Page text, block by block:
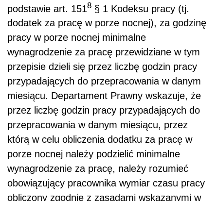
podstawie art. 151 8 § 1 Kodeksu pracy (tj.
dodatek za pracę w porze nocnej), za godzinę
pracy w porze nocnej minimalne
wynagrodzenie za pracę przewidziane w tym
przepisie dzieli się przez liczbę godzin pracy
przypadających do przepracowania w danym
miesiącu. Departament Prawny wskazuje, że
przez liczbę godzin pracy przypadających do
przepracowania w danym miesiącu, przez
którą w celu obliczenia dodatku za pracę w
porze nocnej należy podzielić minimalne
wynagrodzenie za pracę, należy rozumieć
obowiązujący pracownika wymiar czasu pracy
obliczony zgodnie z zasadami wskazanymi w